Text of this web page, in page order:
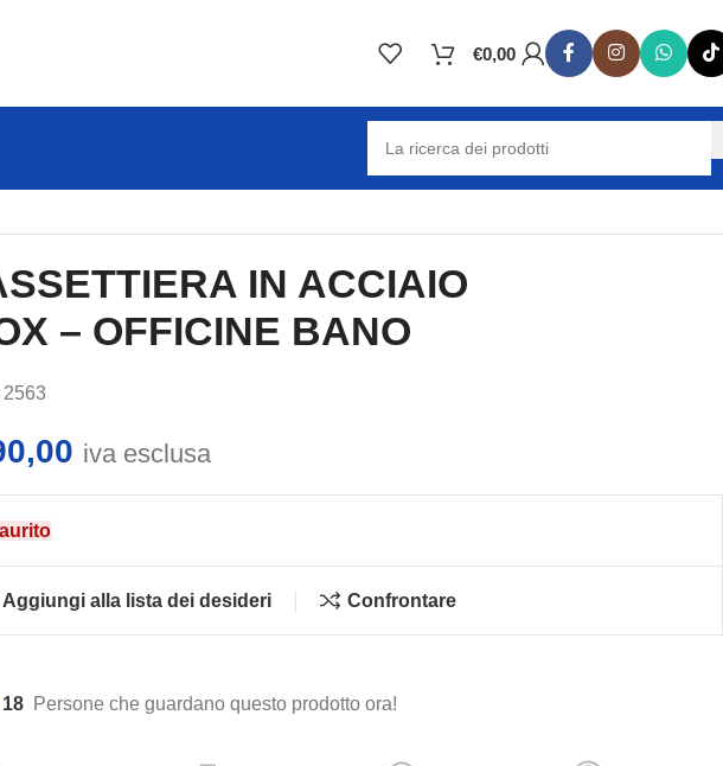
€0,00
IN ACCIAIO
– OFFICINE BANO
2563
iva esclusa
Aggiungi alla lista dei desideri Confrontare
18 Persone che guardano questo prodotto ora!